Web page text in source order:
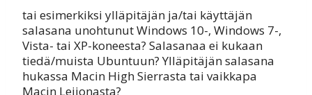
tai esimerkiksi ylläpitäjän ja/tai käyttäjän
salasana unohtunut Windows 10-, Windows 7-,
Vista- tai XP-koneesta? Salasanaa ei kukaan
tiedä/muista Ubuntuun? Ylläpitäjän salasana
hukassa Macin High Sierrasta tai vaikkapa
Macin Leijonasta?